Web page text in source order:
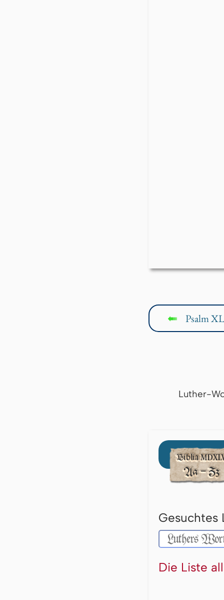
↤ Psalm
Luther-
Die Liste